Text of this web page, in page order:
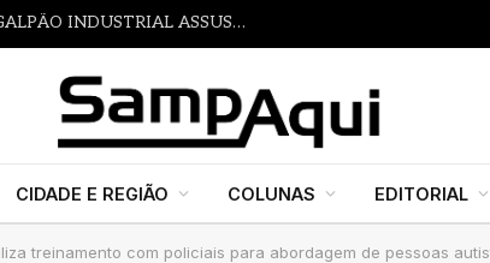
INCÊNDIO DE GRANDE PROPORÇÃO EM GALPÃO INDUSTRIAL ASSUSTA MORADORES E MOBILIZA BOMBEIROS EM ITAQUAQUECETUBA
CIDADE E REGIÃO COLUNAS EDITORIAL
treinamento com policiais para abordagem de pessoas